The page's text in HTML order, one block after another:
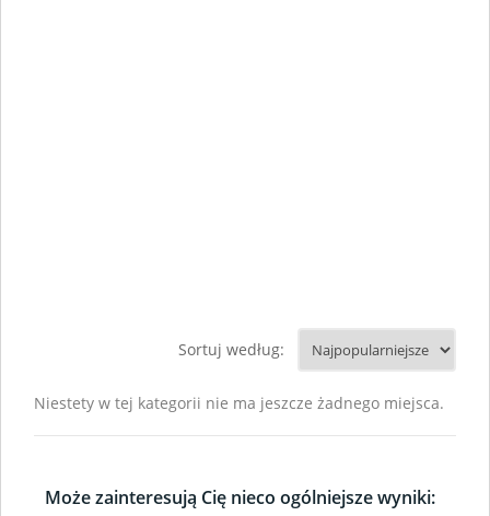
Sortuj według:
Niestety w tej kategorii nie ma jeszcze żadnego miejsca.
Może zainteresują Cię nieco ogólniejsze wyniki: